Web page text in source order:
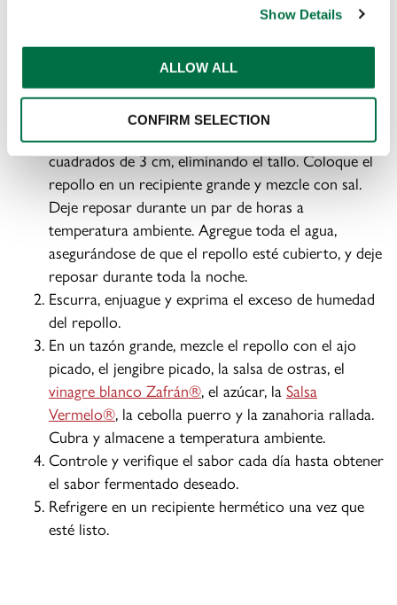
Show Details
ALLOW ALL
CONFIRM SELECTION
PREPARACIÓN
PREPARACIÓN:
Corte el repollo en cuartos y luego en pedazos
cuadrados de 3 cm, eliminando el tallo. Coloque el
repollo en un recipiente grande y mezcle con sal.
Deje reposar durante un par de horas a
temperatura ambiente. Agregue toda el agua,
asegurándose de que el repollo esté cubierto, y deje
reposar durante toda la noche.
Escurra, enjuague y exprima el exceso de humedad
del repollo.
En un tazón grande, mezcle el repollo con el ajo
picado, el jengibre picado, la salsa de ostras, el
vinagre blanco Zafrán®, el azúcar, la Salsa
Vermelo®, la cebolla puerro y la zanahoria rallada.
Cubra y almacene a temperatura ambiente.
Controle y verifique el sabor cada día hasta obtener
el sabor fermentado deseado.
Refrigere en un recipiente hermético una vez que
esté listo.​